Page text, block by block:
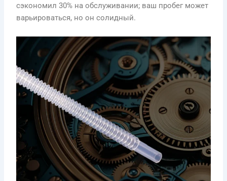
сэкономил 30% на обслуживании; ваш пробег может
варьироваться, но он солидный.